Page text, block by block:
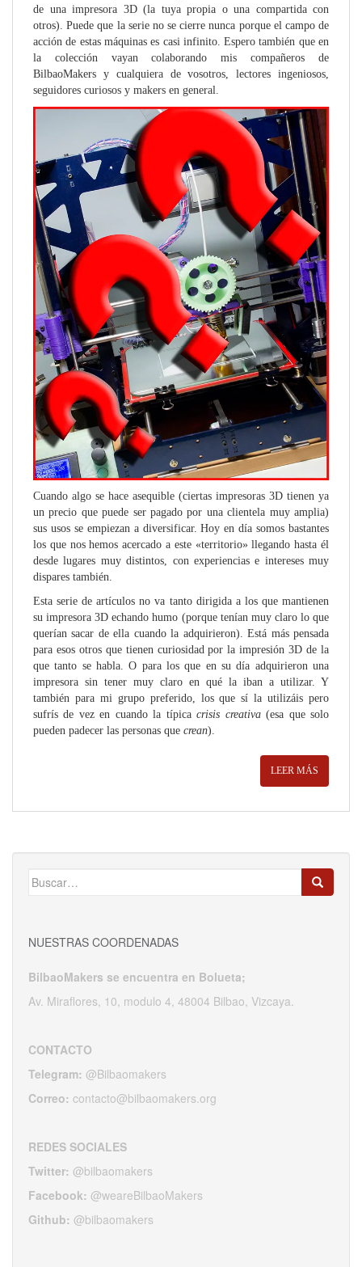
de una impresora 3D (la tuya propia o una compartida con
otros). Puede que la serie no se cierre nunca porque el campo de
acción de estas máquinas es casi infinito. Espero también que en
la colección vayan colaborando mis compañeros de
BilbaoMakers y cualquiera de vosotros, lectores ingeniosos,
seguidores curiosos y makers en general.
Cuando algo se hace asequible (ciertas impresoras 3D tienen ya
un precio que puede ser pagado por una clientela muy amplia)
sus usos se empiezan a diversificar. Hoy en día somos bastantes
los que nos hemos acercado a este «territorio» llegando hasta él
desde lugares muy distintos, con experiencias e intereses muy
dispares también.
Esta serie de artículos no va tanto dirigida a los que mantienen
su impresora 3D echando humo (porque tenían muy claro lo que
querían sacar de ella cuando la adquirieron). Está más pensada
para esos otros que tienen curiosidad por la impresión 3D de la
que tanto se habla. O para los que en su día adquirieron una
impresora sin tener muy claro en qué la iban a utilizar. Y
también para mi grupo preferido, los que sí la utilizáis pero
sufrís de vez en cuando la típicacrisis creativa(esa que solo
pueden padecer las personas que crean).
LEER MÁS
Buscar:
NUESTRAS COORDENADAS
BilbaoMakers se encuentra en Bolueta;
Av. Miraflores, 10, modulo 4, 48004 Bilbao, Vizcaya.
CONTACTO
Telegram: @Bilbaomakers
Correo: contacto@bilbaomakers.org
REDES SOCIALES
Twitter: @bilbaomakers
Facebook: @weareBilbaoMakers
Github: @bilbaomakers